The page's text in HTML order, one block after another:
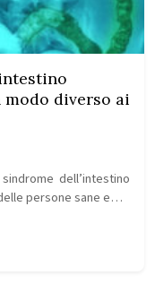
diverso ai
dell’intestino
persone sane e…